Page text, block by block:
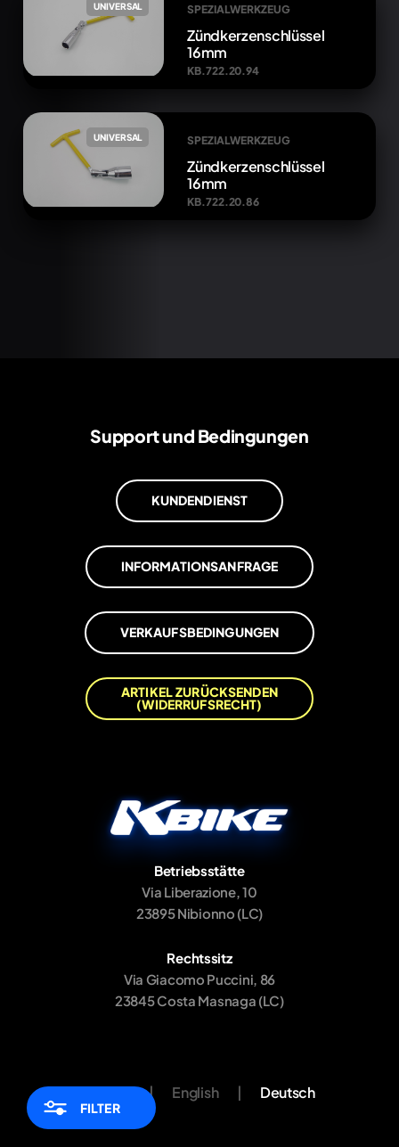
FILTER
UNIVERSAL SPEZIALWERKZEUG
Zündkerzenschlüssel
16mm
KB.722.20.94
UNIVERSAL SPEZIALWERKZEUG
Zündkerzenschlüssel
16mm
KB.722.20.86
Support und Bedingungen
KUNDENDIENST
INFORMATIONSANFRAGE
VERKAUFSBEDINGUNGEN
ARTIKEL ZURÜCKSENDEN
(WIDERRUFSRECHT)
Betriebsstätte
Via Liberazione, 10
23895 Nibionno (LC)
Rechtssitz
Via Giacomo Puccini, 86
23845 Costa Masnaga (LC)
Italiano | English | Deutsch